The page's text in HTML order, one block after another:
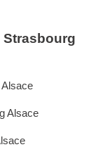
Strasbourg
Alsace